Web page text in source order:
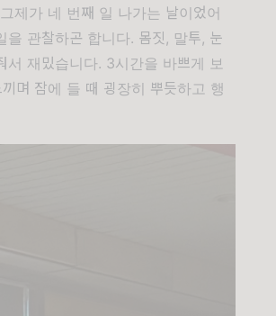
제가 네 번째 일 나가는 날이었어
관찰하곤 합니다. 몸짓, 말투, 눈
서 재밌습니다. 3시간을 바쁘게 보
며 잠에 들 때 굉장히 뿌듯하고 행